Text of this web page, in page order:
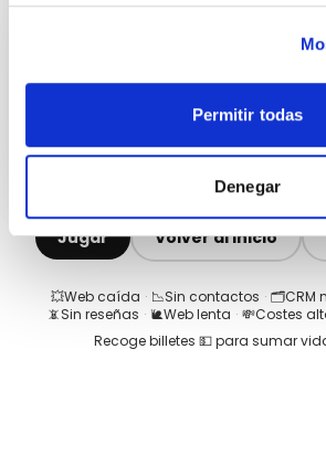
Permitir todas
Denegar
Jugar Volver al inicio
💥Web caída · 📉Sin contactos · 🗂️CRM
📵Sin reseñas · 🐌Web lenta · 💸Costes
Recoge billetes 💵 para sumar